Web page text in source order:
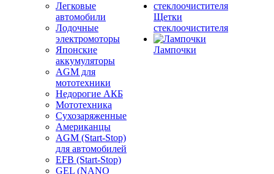
Легковые
автомобили
Лодочные
электромоторы
Японские
аккумуляторы
AGM для
мототехники
Недорогие АКБ
Мототехника
Сухозаряженные
Американцы
AGM (Start-Stop)
для автомобилей
EFB (Start-Stop)
GEL (NANO
Щетки
стеклоочистителя
Лампочки